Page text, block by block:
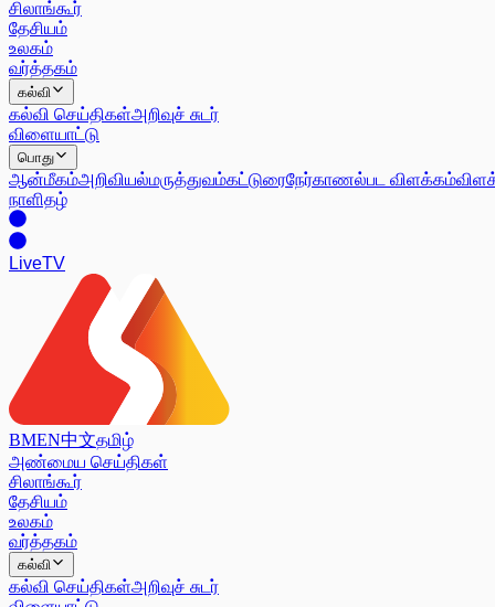
சிலாங்கூர்
தேசியம்
உலகம்
வர்த்தகம்
கல்வி
கல்வி செய்திகள்அறிவுச் சுடர்
விளையாட்டு
பொது
ஆன்மீகம்அறிவியல்மருத்துவம்கட்டுரைநேர்காணல்பட விளக்கம்
நாளிதழ்
LiveTV
BMEN中文தமிழ்
அண்மைய செய்திகள்
சிலாங்கூர்
தேசியம்
உலகம்
வர்த்தகம்
கல்வி
கல்வி செய்திகள்அறிவுச் சுடர்